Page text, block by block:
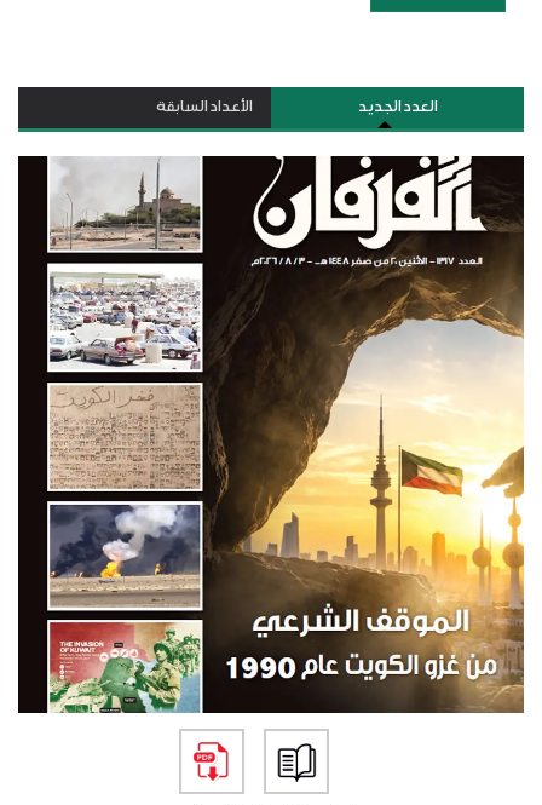
العدد الجديد الأعداد السابقة